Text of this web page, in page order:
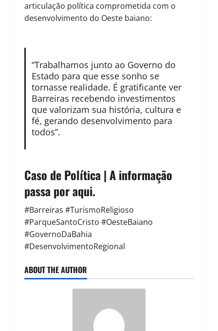
articulação política comprometida com o
desenvolvimento do Oeste baiano:
“Trabalhamos junto ao Governo do
Estado para que esse sonho se
tornasse realidade. É gratificante ver
Barreiras recebendo investimentos
que valorizam sua história, cultura e
fé, gerando desenvolvimento para
todos”.
Caso de Política | A informação
passa por aqui.
#Barreiras #TurismoReligioso
#ParqueSantoCristo #OesteBaiano
#GovernoDaBahia
#DesenvolvimentoRegional
ABOUT THE AUTHOR